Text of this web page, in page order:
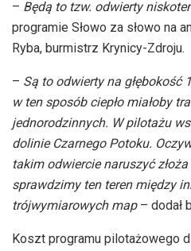
– Będą to tzw. odwierty
programie Słowo za słowo na
Ryba, burmistrz Krynicy-Zdroju.
– Są to odwierty na głębokość
w ten sposób ciepło miałoby
jednorodzinnych. W pilotażu
dolinie Czarnego Potoku.
takim odwiercie naruszyć
sprawdzimy ten teren między
trójwymiarowych map– dodał
Koszt programu pilotażowego